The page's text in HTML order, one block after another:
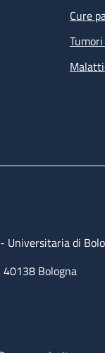
Cure
Universitaria di
40138 Bologna